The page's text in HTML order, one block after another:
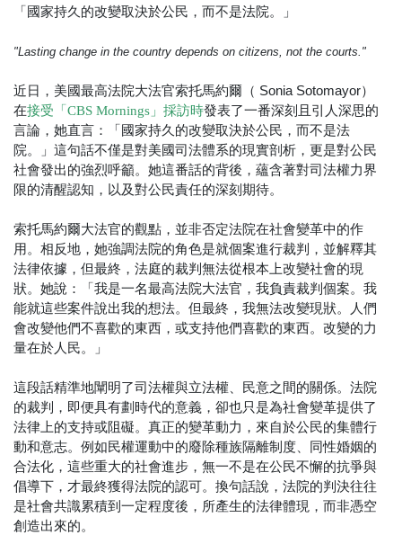
「國家持久的改變取決於公民，而不是法院。」
"Lasting change in the country depends on citizens, not the courts."
近日，美國最高法院大法官索托馬約爾（ Sonia Sotomayor）
在接受「CBS Mornings」採訪時發表了一番深刻且引人深思的
言論，她直言：「國家持久的改變取決於公民，而不是法
院。」這句話不僅是對美國司法體系的現實剖析，更是對公民
社會發出的強烈呼籲。她這番話的背後，蘊含著對司法權力界
限的清醒認知，以及對公民責任的深刻期待。
索托馬約爾大法官的觀點，並非否定法院在社會變革中的作
用。相反地，她強調法院的角色是就個案進行裁判，並解釋其
法律依據，但最終，法庭的裁判無法從根本上改變社會的現
狀。她說：「我是一名最高法院大法官，我負責裁判個案。我
能就這些案件說出我的想法。但最終，我無法改變現狀。人們
會改變他們不喜歡的東西，或支持他們喜歡的東西。改變的力
量在於人民。」
這段話精準地闡明了司法權與立法權、民意之間的關係。法院
的裁判，即便具有劃時代的意義，卻也只是為社會變革提供了
法律上的支持或阻礙。真正的變革動力，來自於公民的集體行
動和意志。例如民權運動中的廢除種族隔離制度、同性婚姻的
合法化，這些重大的社會進步，無一不是在公民不懈的抗爭與
倡導下，才最終獲得法院的認可。換句話說，法院的判決往往
是社會共識累積到一定程度後，所產生的法律體現，而非憑空
創造出來的。